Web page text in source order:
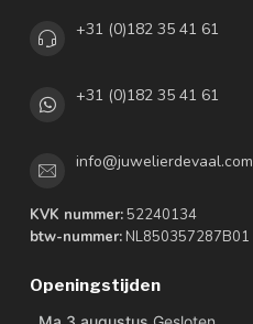
+31 (0)182 35 41 61
+31 (0)182 35 41 61
info@juwelierdevaal.com
KVK nummer: 52240134
btw-nummer: NL850357287B01
Openingstijden